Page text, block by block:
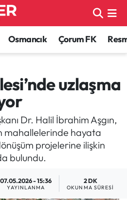
Osmancık Çorum FK
uzlaşma
Dr. Halil İbrahim Aşgın,
mahallelerinde hayata
projelerine ilişkin
bulundu.
07.05.2026 - 15:36
YAYINLANMA
2 DK
OKUNMA SÜRESI
Haberleri
Haritası
ve Fikstür